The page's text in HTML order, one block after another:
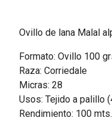
Ovillo de lana Malal
Formato: Ovillo 100
Raza: Corriedale
Micras: 28
Usos: Tejido a palillo
Rendimiento: 100